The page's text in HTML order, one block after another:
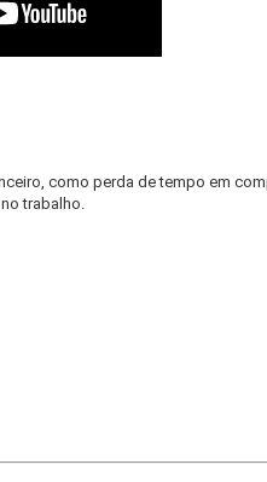
como perda de tempo em
trabalho.